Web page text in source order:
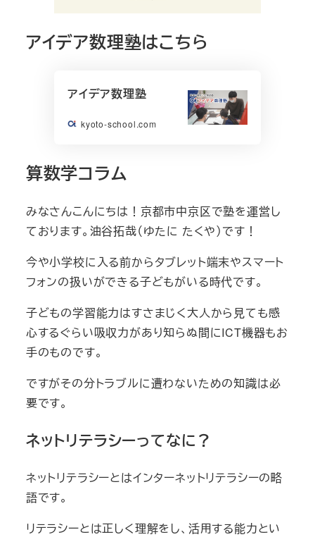
アイデア数理塾はこちら
アイデア数理塾
kyoto-school.com
算数学コラム
みなさんこんにちは！京都市中京区で塾を運営し
ております。油谷拓哉（ゆたに たくや）です！
今や小学校に入る前からタブレット端末やスマート
フォンの扱いができる子どもがいる時代です。
子どもの学習能力はすさまじく大人から見ても感
心するぐらい吸収力があり知らぬ間にICT機器もお
手のものです。
ですがその分トラブルに遭わないための知識は必
要です。
ネットリテラシーってなに？
ネットリテラシーとはインターネットリテラシーの略
語です。
リテラシーとは正しく理解をし、活用する能力とい